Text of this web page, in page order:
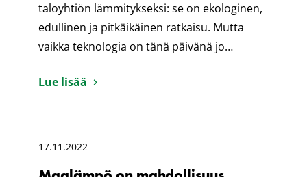
taloyhtiön lämmitykseksi: se on ekologinen,
edullinen ja pitkäikäinen ratkaisu. Mutta
vaikka teknologia on tänä päivänä jo…
Lue lisää
17.11.2022